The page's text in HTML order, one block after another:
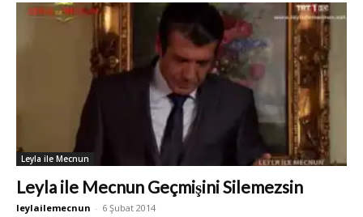
Leyla ile Mecnun
Leyla ile Mecnun Geçmişini Silemezsin
leylailemecnun - 6 Şubat 2014